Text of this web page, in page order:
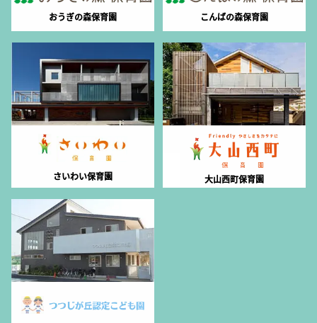
おうぎの森保育園 こんばの森保育園
さいわい保育園 大山西町保育園